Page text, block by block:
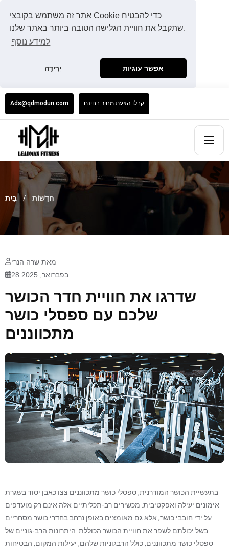
אתר זה משתמש בקובצי Cookie כדי להבטיח
שתקבל את חוויית הגלישה הטובה ביותר באתר שלנו.
למידע נוסף
יְרִידָה אפשר עוגיות
Ads@qdmodun.com קבלו הצעת מחיר בחינם
בַּיִת חֲדָשׁוֹת
מאת שרה הנרי
28 בפברואר, 2025
שדרגו את חוויית חדר הכושר
שלכם עם ספסלי כושר
מתכווננים
בתעשיית הכושר המודרנית, ספסלי כושר מתכווננים צצו כאבן יסוד בשגרת
אימונים יעילה ואפקטיבית. מכשירים רב-תכליתיים אלה אינם רק מועדפים
על ידי חובבי כושר, אלא גם מאומצים באופן נרחב בחדרי כושר מסחריים
בשל יכולתם לשפר את חוויית הכושר הכוללת. היתרונות הרב-גוניים של
ספסלי כושר מתכווננים, כולל הרבגוניות שלהם, יעילות המקום, הבטיחות